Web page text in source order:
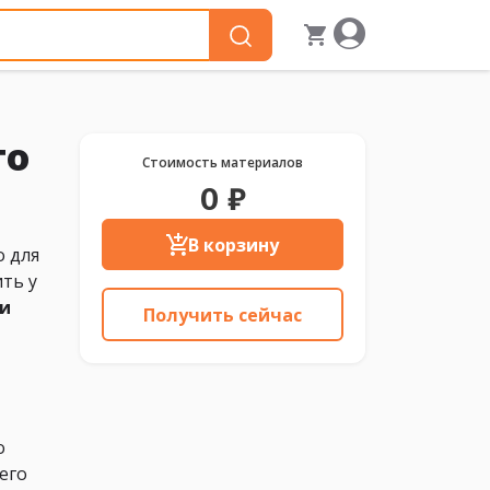
для
у
Стоимость материалов
0 ₽
В корзину
Получить сейчас